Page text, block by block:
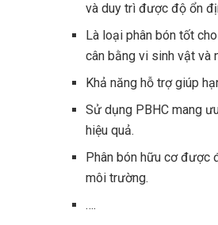
và duy trì được độ ổn
Là loại phân bón tốt
cân bằng vi sinh vật và
Khả năng hỗ trợ giúp
Sử dụng PBHC mang
hiệu quả.
Phân bón hữu cơ được
môi trường.
….